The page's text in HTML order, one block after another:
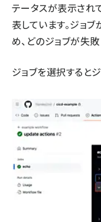
テータスが表示され
表しています。ジョ
め、どのジョブが失
ジョブを選択すると